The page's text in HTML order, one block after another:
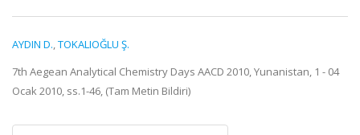
AYDIN D.,TOKALIOĞLU Ş.
7th Aegean Analytical Chemistry Days AACD 2010, Yunanistan, 1 - 04
Ocak 2010, ss.1-46, (Tam Metin Bildiri)